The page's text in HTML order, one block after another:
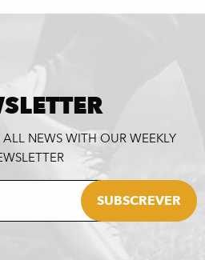
NEWS WITH OUR WEEKLY